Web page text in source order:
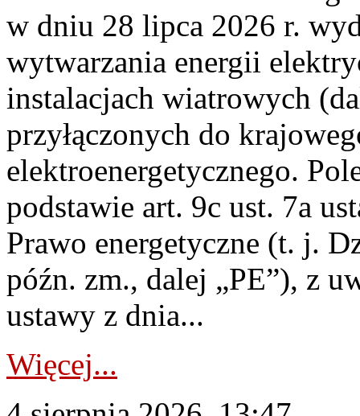
w dniu 28 lipca 2026 r.
wytwarzania energii
instalacjach wiatrowych
przyłączonych do
elektroenergetycznego.
podstawie art. 9c ust. 7a
Prawo energetyczne (t. j.
późn. zm., dalej „PE”), z
ustawy z dnia...
Więcej...